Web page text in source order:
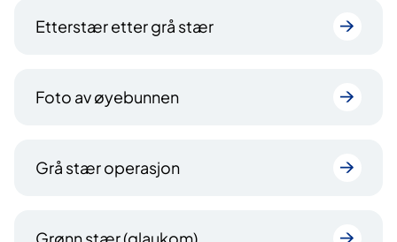
Etterstær etter grå stær
Foto av øyebunnen
Grå stær operasjon